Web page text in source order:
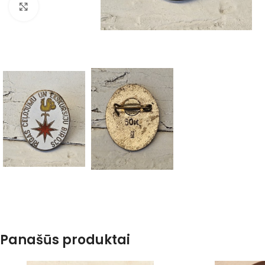
Spustelėkite, kad padidintumėte
Panašūs produktai